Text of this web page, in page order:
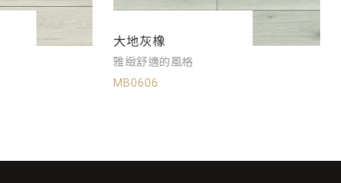
大地灰橡
雅緻舒適的風格
MB0606